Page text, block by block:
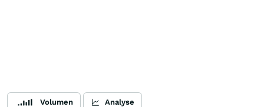
Volumen Analyse